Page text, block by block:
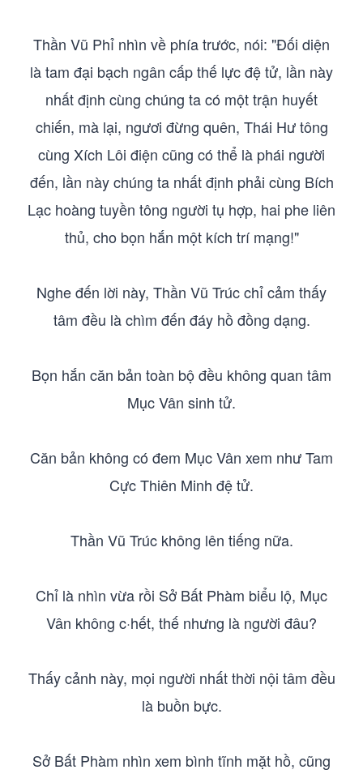
Thần Vũ Phỉ nhìn về phía trước, nói: "Đối diện
là tam đại bạch ngân cấp thế lực đệ tử, lần này
nhất định cùng chúng ta có một trận huyết
chiến, mà lại, ngươi đừng quên, Thái Hư tông
cùng Xích Lôi điện cũng có thể là phái người
đến, lần này chúng ta nhất định phải cùng Bích
Lạc hoàng tuyền tông người tụ hợp, hai phe liên
thủ, cho bọn hắn một kích trí mạng!"
Nghe đến lời này, Thần Vũ Trúc chỉ cảm thấy
tâm đều là chìm đến đáy hồ đồng dạng.
Bọn hắn căn bản toàn bộ đều không quan tâm
Mục Vân sinh tử.
Căn bản không có đem Mục Vân xem như Tam
Cực Thiên Minh đệ tử.
Thần Vũ Trúc không lên tiếng nữa.
Chỉ là nhìn vừa rồi Sở Bất Phàm biểu lộ, Mục
Vân không c·hết, thế nhưng là người đâu?
Thấy cảnh này, mọi người nhất thời nội tâm đều
là buồn bực.
Sở Bất Phàm nhìn xem bình tĩnh mặt hồ, cũng